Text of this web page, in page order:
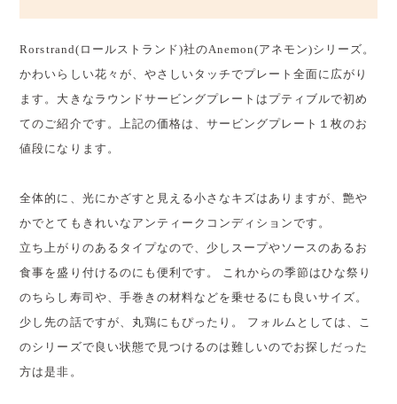
Rorstrand(ロールストランド)社のAnemon(アネモン)シリーズ。
かわいらしい花々が、やさしいタッチでプレート全面に広がり
ます。大きなラウンドサービングプレートはプティブルで初め
てのご紹介です。上記の価格は、サービングプレート１枚のお
値段になります。
全体的に、光にかざすと見える小さなキズはありますが、艶や
かでとてもきれいなアンティークコンディションです。
立ち上がりのあるタイプなので、少しスープやソースのあるお
食事を盛り付けるのにも便利です。 これからの季節はひな祭り
のちらし寿司や、手巻きの材料などを乗せるにも良いサイズ。
少し先の話ですが、丸鶏にもぴったり。 フォルムとしては、こ
のシリーズで良い状態で見つけるのは難しいのでお探しだった
方は是非。